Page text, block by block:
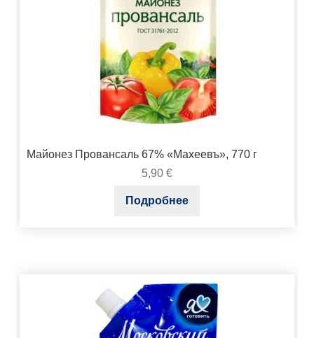
Майонез Провансаль 67% «Махеевъ», 770 г
5,90 €
Подробнее